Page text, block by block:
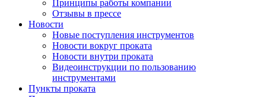
Принципы работы компании
Отзывы в прессе
Новости
Новые поступления инструментов
Новости вокруг проката
Новости внутри проката
Видеоинструкции по пользованию
инструментами
Пункты проката